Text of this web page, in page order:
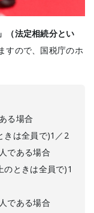
（法定相続分とい
すので、国税庁のホ
る場合
は全員で)1／2
である場合
ときは全員で)1
である場合